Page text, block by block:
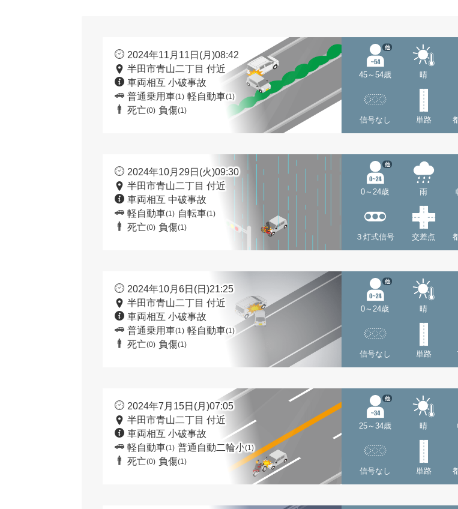
2024年11月11日(月)08:42
半田市青山二丁目 付近
車両相互 小破事故
普通乗用車(1) 軽自動車(1)
死亡(0) 負傷(1)
45～54歳
他
晴
信号なし 単路
2024年10月29日(火)09:30
半田市青山二丁目 付近
車両相互 中破事故
軽自動車(1) 自転車(1)
死亡(0) 負傷(1)
0～24歳
他
雨
３灯式信号 交差点
2024年10月6日(日)21:25
半田市青山二丁目 付近
車両相互 小破事故
普通乗用車(1) 軽自動車(1)
死亡(0) 負傷(1)
0～24歳
他
晴
信号なし 単路
2024年7月15日(月)07:05
半田市青山二丁目 付近
車両相互 小破事故
軽自動車(1) 普通自動二輪小(1)
死亡(0) 負傷(1)
25～34歳
他
晴
信号なし 単路